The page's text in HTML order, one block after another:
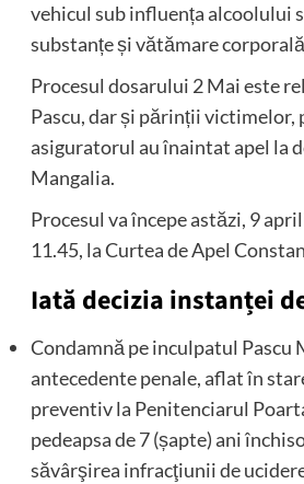
vehicul sub influența alcoolului
substanțe și vătămare
Procesul dosarului 2 Mai este
Pascu, dar și părinții victimelor,
asiguratorul au înaintat apel la
Mangalia.
Procesul va începe astăzi, 9
11.45, la Curtea de Apel
Iată decizia instanței
Condamnă pe inculpatul Pascu
antecedente penale, aflat în
preventiv la Penitenciarul
pedeapsa de 7 (șapte) ani
săvârşirea infracţiunii de